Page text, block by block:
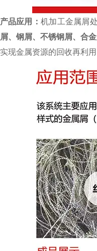
产品应用： 机加工金属屑
屑、钢屑、不锈钢屑、合
实现金属资源的回收再利用